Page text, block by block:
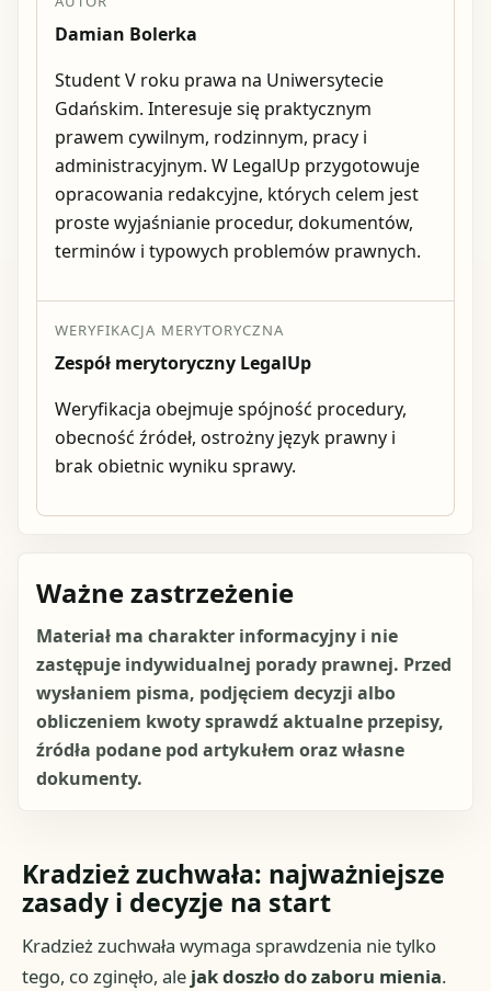
Damian Bolerka
Student V roku prawa na Uniwersytecie
Gdańskim. Interesuje się praktycznym
prawem cywilnym, rodzinnym, pracy i
administracyjnym. W LegalUp przygotowuje
opracowania redakcyjne, których celem jest
proste wyjaśnianie procedur, dokumentów,
terminów i typowych problemów prawnych.
WERYFIKACJA MERYTORYCZNA
Zespół merytoryczny LegalUp
Weryfikacja obejmuje spójność procedury,
obecność źródeł, ostrożny język prawny i
brak obietnic wyniku sprawy.
Ważne zastrzeżenie
Materiał ma charakter informacyjny i nie
zastępuje indywidualnej porady prawnej. Przed
wysłaniem pisma, podjęciem decyzji albo
obliczeniem kwoty sprawdź aktualne przepisy,
źródła podane pod artykułem oraz własne
dokumenty.
Kradzież zuchwała: najważniejsze
zasady i decyzje na start
Kradzież zuchwała wymaga sprawdzenia nie tylko
tego, co zginęło, ale jak doszło do zaboru mienia.